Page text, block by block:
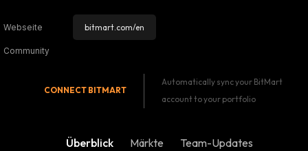
Webseite bitmart.com/en
Community
CONNECT BITMART
Automatically sync your BitMart
account to your portfolio
Überblick Märkte Team-Updates